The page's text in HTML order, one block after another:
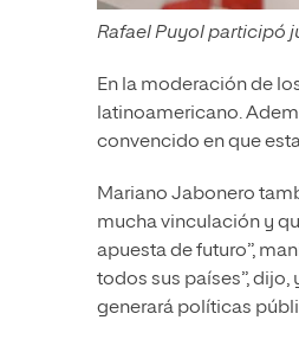
Rafael Puyol participó
En la moderación de
latinoamericano.
convencido en que
Mariano Jabonero
mucha vinculación y
apuesta de futuro”,
todos sus países”,
generará políticas